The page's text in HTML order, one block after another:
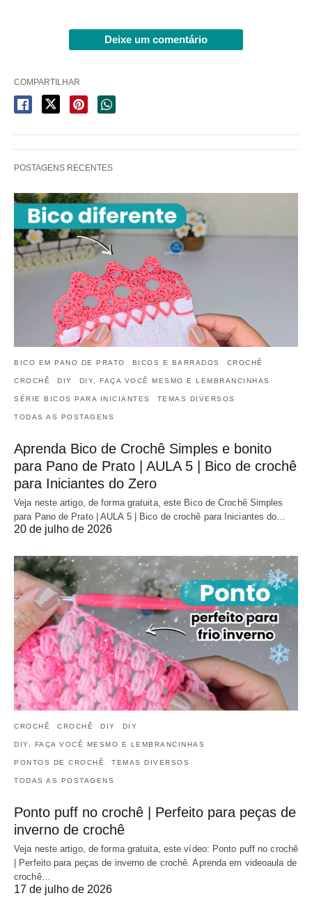
Deixe um comentário
COMPARTILHAR
POSTAGENS RECENTES
BICO EM PANO DE PRATO BICOS E BARRADOS CROCHÊ
CROCHÊ DIY DIY, FAÇA VOCÊ MESMO E LEMBRANCINHAS
SÉRIE BICOS PARA INICIANTES TEMAS DIVERSOS
TODAS AS POSTAGENS
Aprenda Bico de Crochê Simples e bonito
para Pano de Prato | AULA 5 | Bico de crochê
para Iniciantes do Zero
Veja neste artigo, de forma gratuita, este Bico de Crochê Simples
para Pano de Prato | AULA 5 | Bico de crochê para Iniciantes do…
20 de julho de 2026
CROCHÊ CROCHÊ DIY DIY
DIY, FAÇA VOCÊ MESMO E LEMBRANCINHAS
PONTOS DE CROCHÊ TEMAS DIVERSOS
TODAS AS POSTAGENS
Ponto puff no crochê | Perfeito para peças de
inverno de crochê
Veja neste artigo, de forma gratuita, este vídeo: Ponto puff no crochê
| Perfeito para peças de inverno de crochê. Aprenda em videoaula de
crochê…
17 de julho de 2026